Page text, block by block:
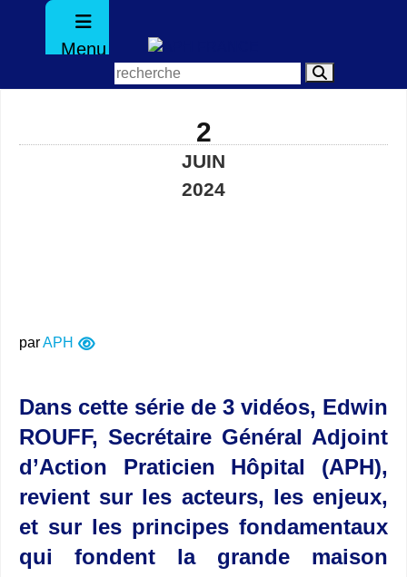
Menu
2
JUIN
2024
parAPH
Dans cette série de 3 vidéos, Edwin
ROUFF, Secrétaire Général Adjoint
d’Action Praticien Hôpital (APH),
revient sur les acteurs, les enjeux,
et sur les principes fondamentaux
qui fondent la grande maison